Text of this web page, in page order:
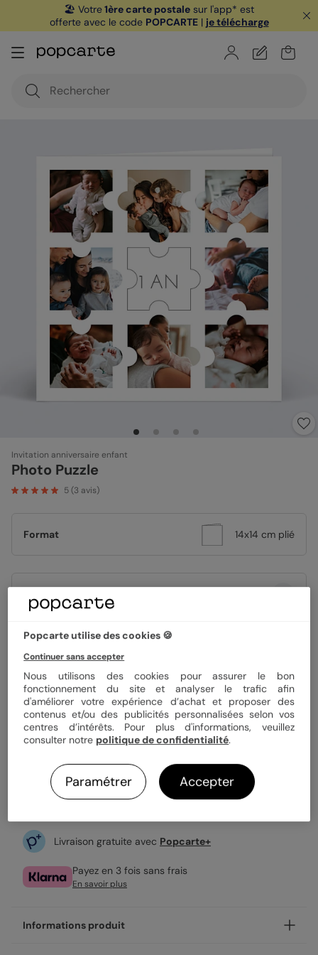
🏖️ Votre1ère carte postale sur l'app* est
offerte avec le code POPCARTE| je télécharge
Invitation anniversaire enfant
Photo Puzzle
5(3 avis)
Format 14x14 cm plié
Quantité Échantillon personnalisé
1,69 €
Enveloppe blanche offerte
Fabrication française
Expédition rapide en 24h
Personnaliser
Livraison gratuite avec Popcarte+
Payez en 3 fois sans frais
En savoir plus
Informations produit
Popcarte utilise des cookies 🍪
Continuer sans accepter
Nous utilisons des cookies pour assurer le bon
fonctionnement du site et analyser le trafic afin
d'améliorer votre expérience d’achat et proposer des
contenus et/ou des publicités personnalisées selon vos
centres d’intérêts. Pour plus d'informations, veuillez
consulter notre politique de confidentialité.
Paramétrer Accepter